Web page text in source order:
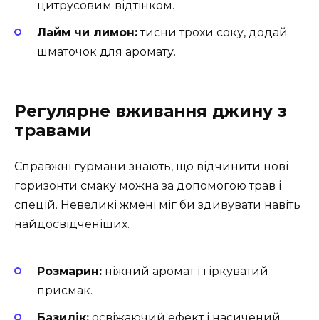
цитрусовим відтінком.
Лайм чи лимон:тисни трохи соку, додай
шматочок для аромату.
Регулярне вживання джину з
травами
Справжні гурмани знають, що відчинити нові
горизонти смаку можна за допомогою трав і
спецій. Невеликі жмені міг би здивувати навіть
найдосвідченіших.
Розмарин: ніжний аромат і гіркуватий
присмак.